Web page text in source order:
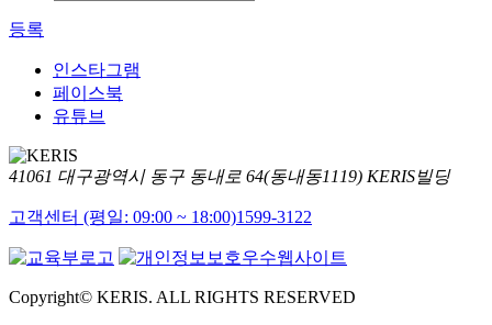
등록
인스타그램
페이스북
유튜브
41061 대구광역시 동구 동내로 64(동내동1119) KERIS빌딩
고객센터 (평일: 09:00 ~ 18:00)1599-3122
Copyright© KERIS. ALL RIGHTS RESERVED